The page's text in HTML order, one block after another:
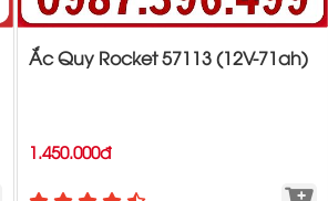
Ắc Quy Rocket 57113 (12V-71ah)
1.450.000đ